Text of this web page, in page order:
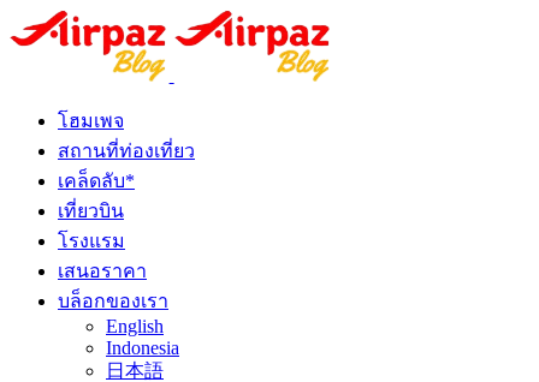
โฮมเพจ
สถานที่ท่องเที่ยว
เคล็ดลับ*
เที่ยวบิน
โรงแรม
เสนอราคา
บล็อกของเรา
English
Indonesia
日本語